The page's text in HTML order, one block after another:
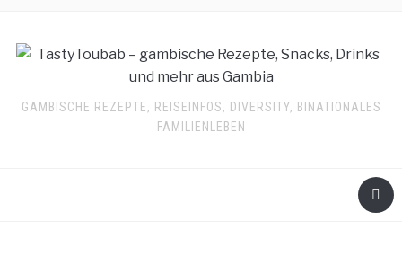
GAMBISCHE REZEPTE, REISEINFOS, DIVERSITY, BINATIONALES
FAMILIENLEBEN